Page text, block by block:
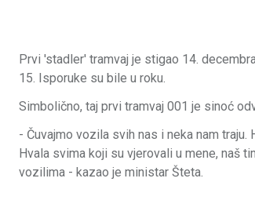
Prvi 'stadler' tramvaj je stigao 14.
15. Isporuke su bile u roku.
Simbolično, taj prvi tramvaj 001 je sinoć
- Čuvajmo vozila svih nas i neka nam
Hvala svima koji su vjerovali u mene, naš
vozilima - kazao je ministar Šteta.